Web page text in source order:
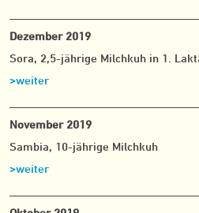
Dezember 2019
Sora, 2,5-jährige Milchkuh in 1.
>weiter
November 2019
Sambia, 10-jährige Milchkuh
>weiter